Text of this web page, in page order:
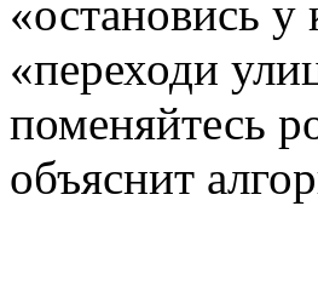
«остановись
«переходи
поменяйтесь
объяснит